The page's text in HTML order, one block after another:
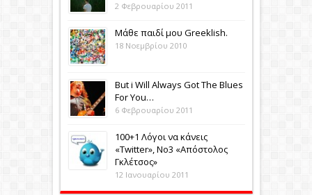
2 Φεβρουαρίου 2011
Μάθε παιδί μου Greeklish.
18 Νοεμβρίου 2010
Βut i Will Always Got The Blues
For You…
6 Φεβρουαρίου 2011
100+1 Λόγοι να κάνεις
«Twitter», No3 «Aπόστολος
Γκλέτσος»
12 Ιανουαρίου 2011